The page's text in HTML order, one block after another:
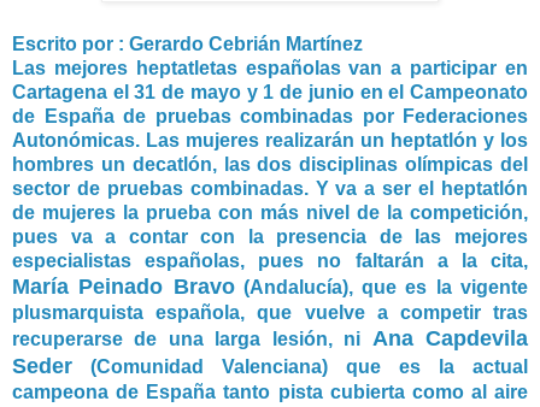
Escrito por : Gerardo Cebrián Martínez
Las mejores heptatletas españolas van a participar en
Cartagena el 31 de mayo y 1 de junio en el Campeonato
de España de pruebas combinadas por Federaciones
Autonómicas. Las mujeres realizarán un heptatlón y los
hombres un decatlón, las dos disciplinas olímpicas del
sector de pruebas combinadas. Y va a ser el heptatlón
de mujeres la prueba con más nivel de la competición,
pues va a contar con la presencia de las mejores
especialistas españolas, pues no faltarán a la cita,
María Peinado Bravo(Andalucía), que es la vigente
plusmarquista española, que vuelve a competir tras
recuperarse de una larga lesión, ni Ana Capdevila
Seder (Comunidad Valenciana) que es la actual
campeona de España tanto pista cubierta como al aire